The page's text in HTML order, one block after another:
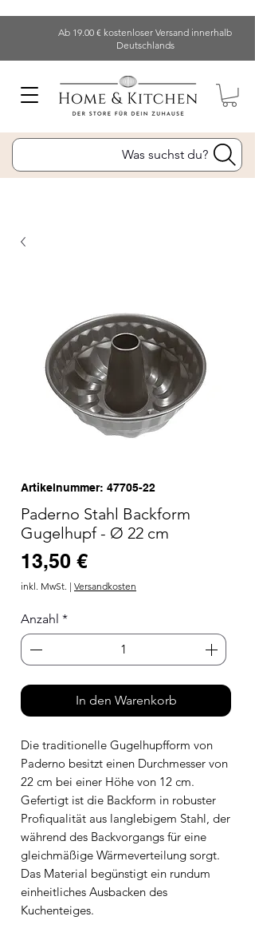
Ab 19.00 € kostenloser Versand innerhalb
Deutschlands
Was suchst du?
Artikelnummer: 47705-22
Paderno Stahl Backform
Gugelhupf - Ø 22 cm
13,50 €Preis
inkl. MwSt. | Versandkosten
Anzahl *
In den Warenkorb
Die traditionelle Gugelhupfform von
Paderno besitzt einen Durchmesser von
22 cm bei einer Höhe von 12 cm.
Gefertigt ist die Backform in robuster
Profiqualität aus langlebigem Stahl, der
während des Backvorgangs für eine
gleichmäßige Wärmeverteilung sorgt.
Das Material begünstigt ein rundum
einheitliches Ausbacken des
Kuchenteiges.